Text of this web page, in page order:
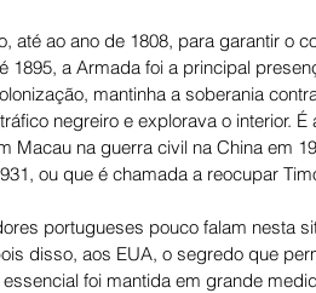
até ao ano de 1808, para garantir o
1895, a Armada foi a principal
mantinha a soberania
negreiro e explorava o interior.
Macau na guerra civil na China em
ou que é chamada a reocupar
portugueses pouco falam nesta
disso, aos EUA, o segredo que
foi mantida em grande